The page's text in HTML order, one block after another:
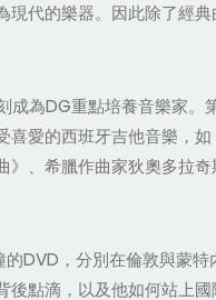
現代的樂器。因此除了經
成為DG重點培養音樂家
喜愛的西班牙吉他音樂，
、希臘作曲家狄奧多拉奇
DVD，分別在倫敦與蒙
後點滴，以及他如何站上